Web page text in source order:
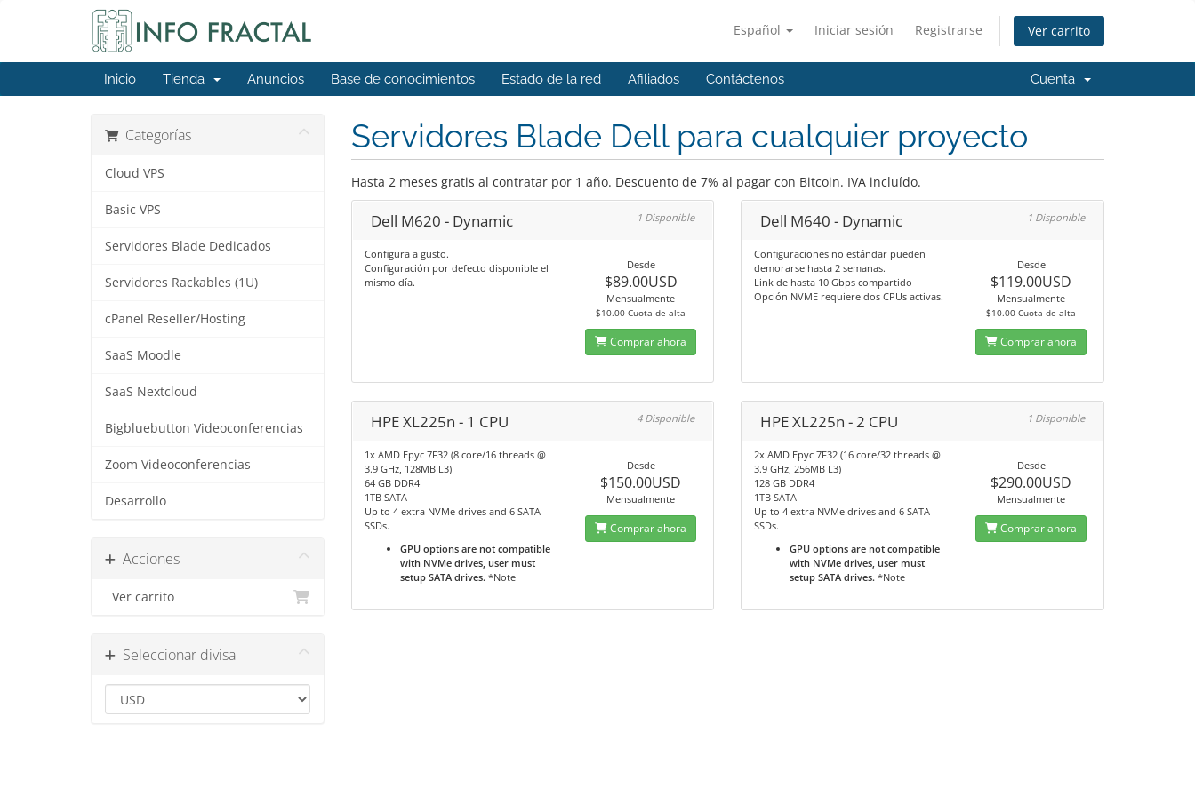
Español Iniciar sesión Registrarse Ver carrito
Inicio Tienda Anuncios Base de conocimientos Estado de la red Afiliados Contáctenos Cuenta
Categorías
Cloud VPS
Basic VPS
Servidores Blade Dedicados
Servidores Rackables (1U)
cPanel Reseller/Hosting
SaaS Moodle
SaaS Nextcloud
Bigbluebutton Videoconferencias
Zoom Videoconferencias
Desarrollo
Acciones
Ver carrito
Seleccionar divisa
Servidores Blade Dell para cualquier proyecto
Hasta 2 meses gratis al contratar por 1 año. Descuento de 7% al pagar con Bitcoin. IVA incluído.
Dell M620 - Dynamic 1 Disponible
Configura a gusto.
Configuración por defecto disponible el
mismo día.
Desde
$89.00USD
Mensualmente
$10.00 Cuota de alta
Comprar ahora
Dell M640 - Dynamic 1 Disponible
Configuraciones no estándar pueden
demorarse hasta 2 semanas.
Link de hasta 10 Gbps compartido
Opción NVME requiere dos CPUs activas.
Desde
$119.00USD
Mensualmente
$10.00 Cuota de alta
Comprar ahora
HPE XL225n - 1 CPU 4 Disponible
1x AMD Epyc 7F32 (8 core/16 threads @
3.9 GHz, 128MB L3)
64 GB DDR4
1TB SATA
Up to 4 extra NVMe drives and 6 SATA
SSDs.
GPU options are not compatible
with NVMe drives, user must
setup SATA drives.*Note
Desde
$150.00USD
Mensualmente
Comprar ahora
HPE XL225n - 2 CPU 1 Disponible
2x AMD Epyc 7F32 (16 core/32 threads @
3.9 GHz, 256MB L3)
128 GB DDR4
1TB SATA
Up to 4 extra NVMe drives and 6 SATA
SSDs.
GPU options are not compatible
with NVMe drives, user must
setup SATA drives. *Note
Desde
$290.00USD
Mensualmente
Comprar ahora